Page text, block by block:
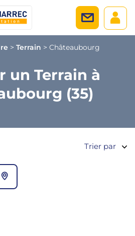
> Terrain > Châteaubourg
un Terrain à
(35)
Trier par